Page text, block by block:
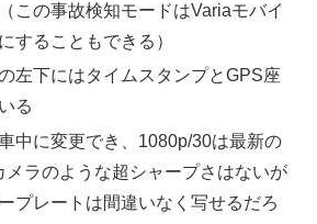
この事故検知モードはVariaモバイ
することもできる）
左下にはタイムスタンプとGPS座
る
中に変更でき、1080p/30は最新の
メラのような超シャープさはないが
プレートは間違いなく写せるだろ